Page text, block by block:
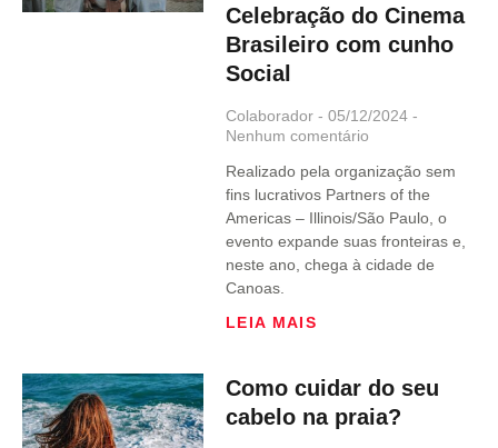
Celebração do Cinema
Brasileiro com cunho
Social
Colaborador 05/12/2024
Nenhum comentário
Realizado pela organização sem
fins lucrativos Partners of the
Americas – Illinois/São Paulo, o
evento expande suas fronteiras e,
neste ano, chega à cidade de
Canoas.
LEIA MAIS
Como cuidar do seu
cabelo na praia?